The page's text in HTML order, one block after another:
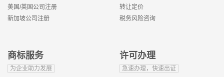
美国/英国公司注册
新加坡公司注册
转让定价
税务风险咨询
商标服务
为企业助力发展
许可办理
急速办理，快速出证